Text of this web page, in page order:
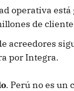
operativa está
de
acreedores
por Integra.
. Perú no es un